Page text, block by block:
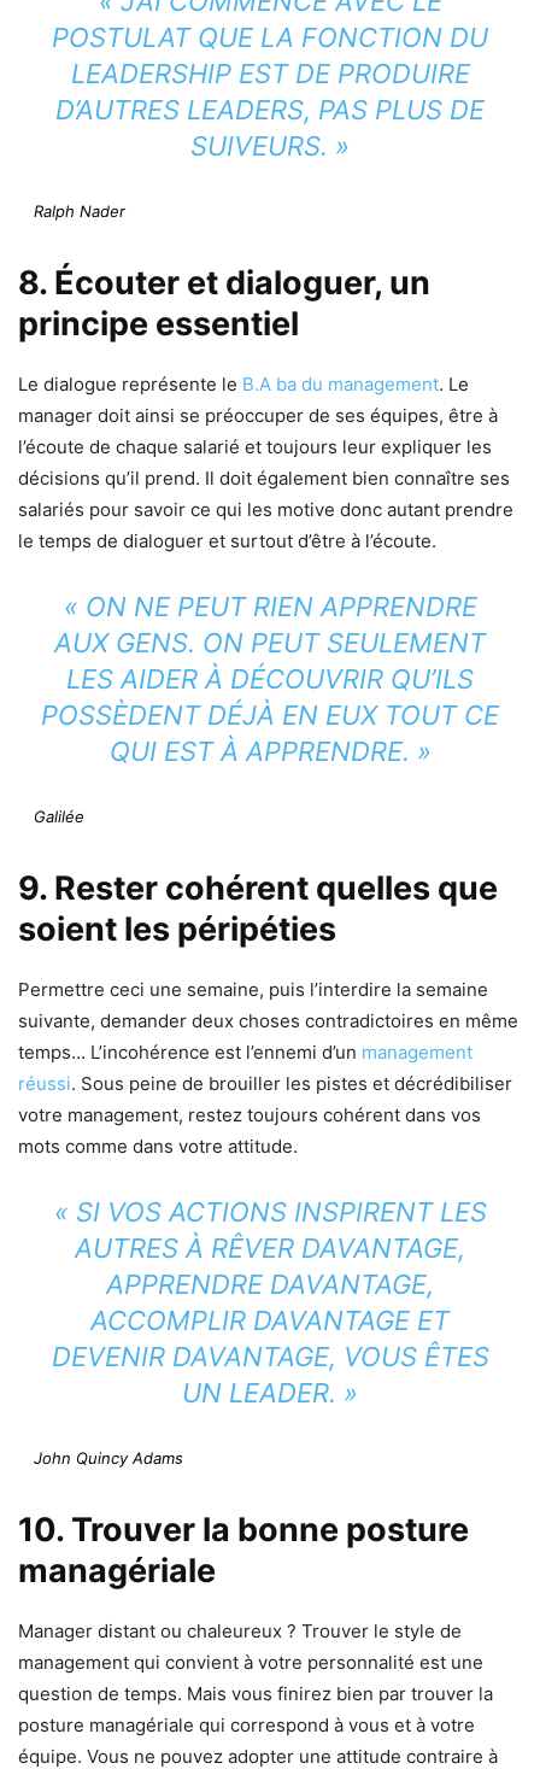
POSTULAT QUE LA FONCTION DU
LEADERSHIP EST DE PRODUIRE
D’AUTRES LEADERS, PAS PLUS DE
SUIVEURS. »
Ralph Nader
8. Écouter et dialoguer, un
principe essentiel
Le dialogue représente le B.A ba du management. Le
manager doit ainsi se préoccuper de ses équipes, être à
l’écoute de chaque salarié et toujours leur expliquer les
décisions qu’il prend. Il doit également bien connaître ses
salariés pour savoir ce qui les motive donc autant prendre
le temps de dialoguer et surtout d’être à l’écoute.
« ON NE PEUT RIEN APPRENDRE
AUX GENS. ON PEUT SEULEMENT
LES AIDER À DÉCOUVRIR QU’ILS
POSSÈDENT DÉJÀ EN EUX TOUT CE
QUI EST À APPRENDRE. »
Galilée
9. Rester cohérent quelles que
soient les péripéties
Permettre ceci une semaine, puis l’interdire la semaine
suivante, demander deux choses contradictoires en même
temps… L’incohérence est l’ennemi d’un management
réussi. Sous peine de brouiller les pistes et décrédibiliser
votre management, restez toujours cohérent dans vos
mots comme dans votre attitude.
« SI VOS ACTIONS INSPIRENT LES
AUTRES À RÊVER DAVANTAGE,
APPRENDRE DAVANTAGE,
ACCOMPLIR DAVANTAGE ET
DEVENIR DAVANTAGE, VOUS ÊTES
UN LEADER. »
John Quincy Adams
10. Trouver la bonne posture
managériale
Manager distant ou chaleureux ? Trouver le style de
management qui convient à votre personnalité est une
question de temps. Mais vous finirez bien par trouver la
posture managériale qui correspond à vous et à votre
équipe. Vous ne pouvez adopter une attitude contraire à